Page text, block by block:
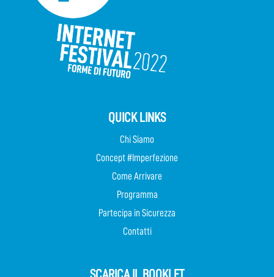
QUICK LINKS
Chi Siamo
Concept #Imperfezione
Come Arrivare
Programma
Partecipa in Sicurezza
Contatti